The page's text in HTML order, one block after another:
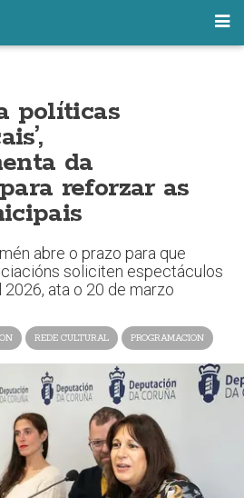
políticas
da
reforzar as
abre o prazo para que
soliciten espectáculos
2026, ata o 20 de marzo
REDE CULTURAL PROGRAMACION